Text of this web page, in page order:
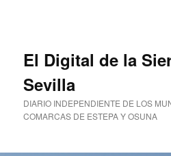
El Digital de la
Sevilla
DIARIO INDEPENDIENTE DE LOS
COMARCAS DE ESTEPA Y OSUNA